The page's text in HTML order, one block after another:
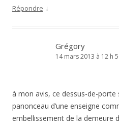
Répondre ↓
Grégory
14 mars 2013 à 12 h
à mon avis, ce dessus-de-porte
panonceau d’une enseigne
embellissement de la demeure